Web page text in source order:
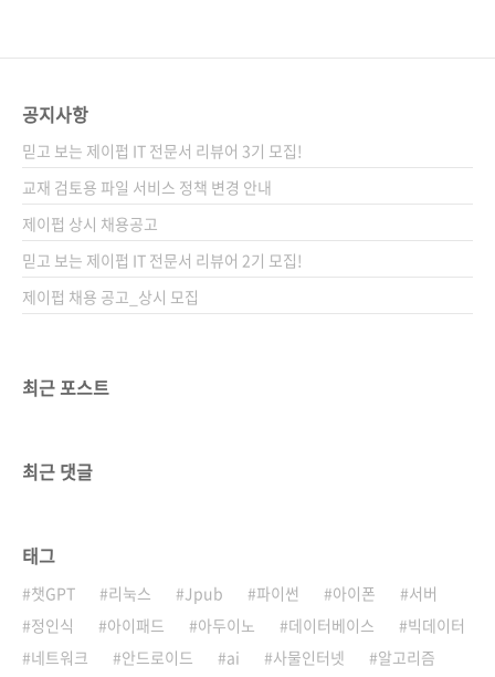
고의 베..
리눅스 구축관리 실무』를 집필하신 한국LUG
어 나올 제이펍의 책은 ASP.NET MVC 서적, 클
라우드 컴퓨팅 서적, JavaFX 서적입니다.) 김태
용 님의 책은 지금까지 수퍼유저코리아에서 출
간되었는데, 제이펍의 첫 책 『서버/인프라를 지
탱하는 기술』을 보신 후 변심(?)하셨는지 저희..
공지사항
믿고 보는 제이펍 IT 전문서 리뷰어 3기 모집!
교재 검토용 파일 서비스 정책 변경 안내
제이펍 상시 채용공고
믿고 보는 제이펍 IT 전문서 리뷰어 2기 모집!
제이펍 채용 공고_상시 모집
최근 포스트
최근 댓글
태그
챗GPT 리눅스 Jpub 파이썬 아이폰
서버
정인식
아이패드 아두이노 데이터베이스
빅데이터
네트워크
안드로이드 ai 사물인터넷
알고리즘